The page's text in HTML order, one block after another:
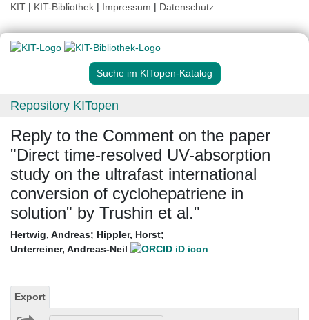
KIT | KIT-Bibliothek | Impressum | Datenschutz
Suche im KITopen-Katalog
Repository KITopen
Reply to the Comment on the paper
"Direct time-resolved UV-absorption
study on the ultrafast international
conversion of cyclohepatriene in
solution" by Trushin et al."
Hertwig, Andreas; Hippler, Horst;
Unterreiner, Andreas-Neil
Export